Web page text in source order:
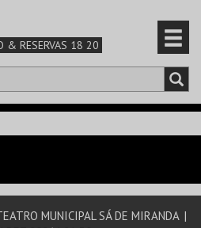
& RESERVAS 18 20
MUNICIPAL SÁ DE MIRANDA |